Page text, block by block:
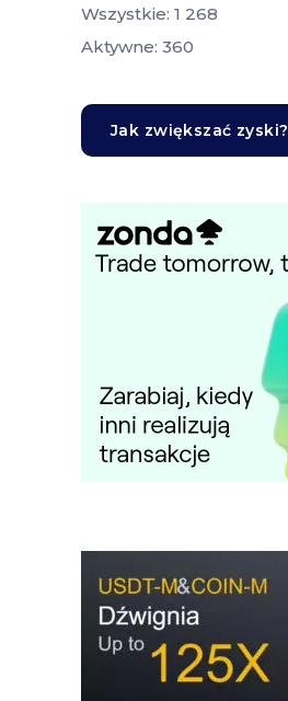
Wszystkie: 1 268
Aktywne: 360
Jak zwiększać zyski?